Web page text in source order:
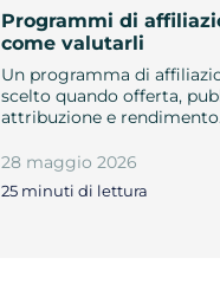
Programmi di
come valutarli
Un programma di
scelto quando offerta,
attribuzione e
28 maggio 2026
25 minuti di lettura